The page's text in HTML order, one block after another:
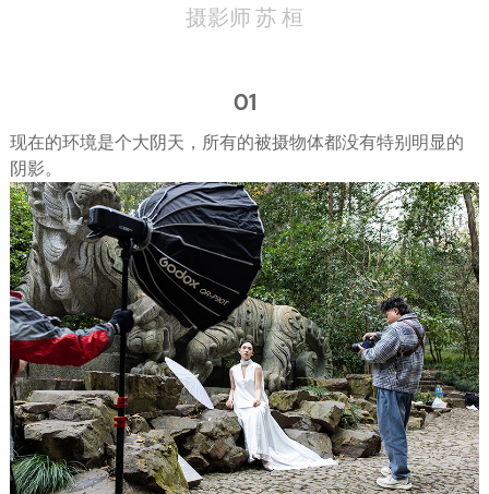
摄影师 苏 桓
01
现在的环境是个大阴天，所有的被摄物体都没有特别明显的
阴影。